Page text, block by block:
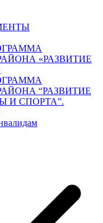
«РАЗВИТИЕ
“РАЗВИТИЕ
И СПОРТА”.